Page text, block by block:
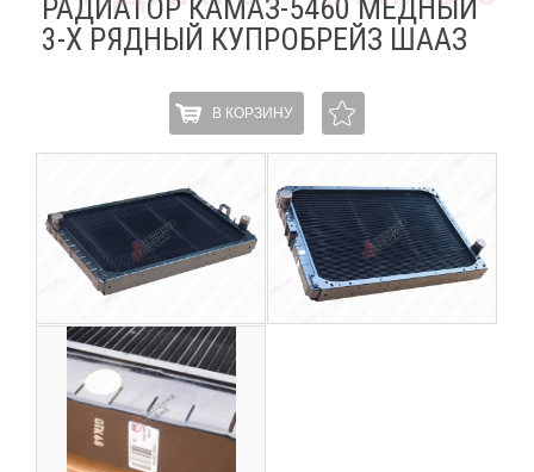
РАДИАТОР КАМАЗ-5460 МЕДНЫЙ
3-Х РЯДНЫЙ КУПРОБРЕЙЗ ШААЗ
В КОРЗИНУ